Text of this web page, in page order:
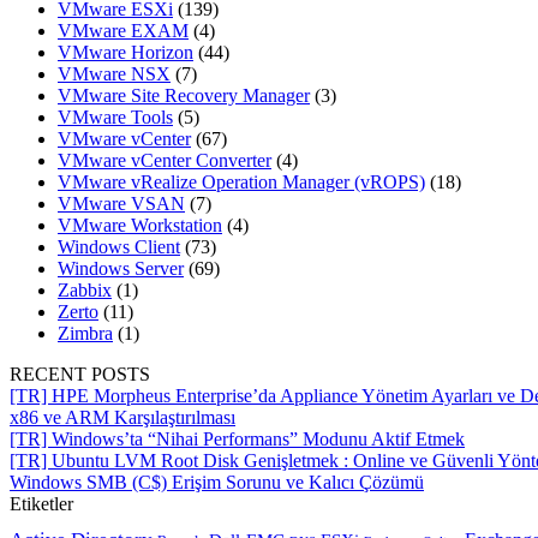
VMware ESXi (139)
VMware EXAM (4)
VMware Horizon (44)
VMware NSX (7)
VMware Site Recovery Manager(3)
VMware Tools (5)
VMware vCenter(67)
VMware vCenter Converter(4)
VMware vRealize Operation Manager (vROPS) (18)
VMware VSAN (7)
VMware Workstation (4)
Windows Client (73)
Windows Server(69)
Zabbix (1)
Zerto (11)
Zimbra (1)
RECENT POSTS
[TR] HPE Morpheus Enterprise’da Appliance Yönetim Ayarları ve
x86 ve ARM Karşılaştırılması
[TR] Windows’ta “Nihai Performans” Modunu Aktif Etmek
[TR] Ubuntu LVM Root Disk Genişletmek : Online ve Güvenli
Windows SMB (C$) Erişim Sorunu ve Kalıcı Çözümü
Etiketler